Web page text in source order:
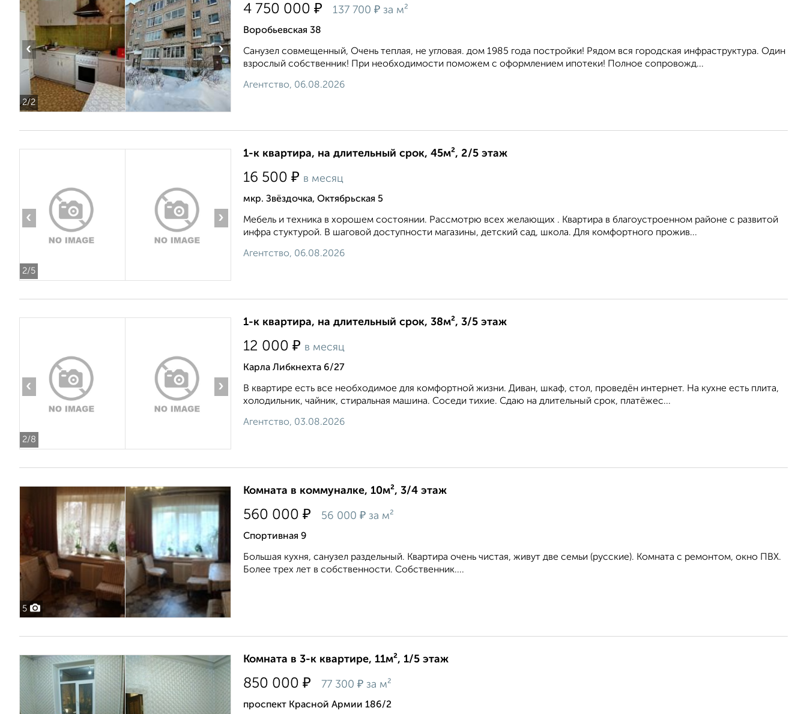
2/2
‹ ›
4 750 000 ₽ 137 700 ₽ за м²
Воробьевская 38
Санузел совмещенный, Очень теплая, не угловая. дом 1985 года постройки! Рядом вся городская инфраструктура. Один
взрослый собственник! При необходимости поможем с оформлением ипотеки! Полное сопровожд...
Агентство, 06.08.2026
2/5
‹ ›
1-к квартира, на длительный срок, 45м², 2/5 этаж
16 500 ₽ в месяц
мкр. Звёздочка, Октябрьская 5
Мебель и техника в хорошем состоянии. Рассмотрю всех желающих . Квартира в благоустроенном районе с развитой
инфра стуктурой. В шаговой доступности магазины, детский сад, школа. Для комфортного прожив...
Агентство, 06.08.2026
2/8
‹ ›
1-к квартира, на длительный срок, 38м², 3/5 этаж
12 000 ₽ в месяц
Карла Либкнехта 6/27
В квартире есть все необходимое для комфортной жизни. Диван, шкаф, стол, проведён интернет. На кухне есть плита,
холодильник, чайник, стиральная машина. Соседи тихие. Сдаю на длительный срок, платёжес...
Агентство, 03.08.2026
5
Комната в коммуналке, 10м², 3/4 этаж
560 000 ₽ 56 000 ₽ за м²
Спортивная 9
Большая кухня, санузел раздельный. Квартира очень чистая, живут две семьи (русские). Комната с ремонтом, окно ПВХ.
Более трех лет в собственности. Собственник....
Комната в 3-к квартире, 11м², 1/5 этаж
850 000 ₽ 77 300 ₽ за м²
проспект Красной Армии 186/2